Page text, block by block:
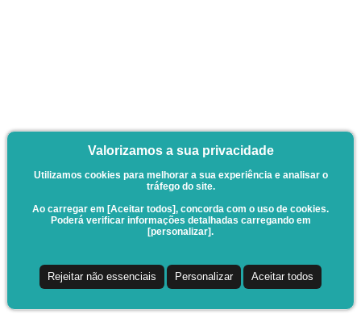
Valorizamos a sua privacidade
Utilizamos cookies para melhorar a sua experiência e analisar o
tráfego do site.
Ao carregar em [Aceitar todos], concorda com o uso de cookies.
Poderá verificar informações detalhadas carregando em
[personalizar].
Rejeitar não essenciais Personalizar Aceitar todos